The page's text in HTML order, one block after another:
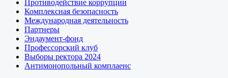
Противодействие коррупции
Комплексная безопасность
Международная деятельность
Партнеры
Эндаумент-фонд
Профессорский клуб
Выборы ректора 2024
Антимонопольный комплаенс